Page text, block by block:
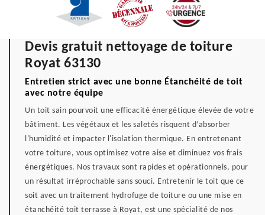
Devis gratuit nettoyage de toiture
Royat 63130
Entretien strict avec une bonne Étanchéité de toit
avec notre équipe
Un toit sain pourvoit une efficacité énergétique élevée de votre
bâtiment. Les végétaux et les saletés risquent d’absorber
l'humidité et impacter l'isolation thermique. En entretenant
votre toiture, vous optimisez votre aise et diminuez vos frais
énergétiques. Nos travaux sont rapides et opérationnels, pour
un résultat irréprochable sans souci. Entretenir le toit que ce
soit avec un traitement hydrofuge de toiture ou une mise en
étanchéité toit terrasse à Royat, est une spécialité de nos